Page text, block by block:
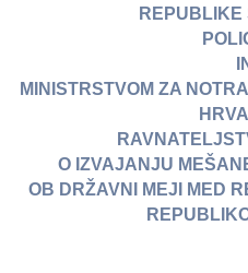
REPUBLIKE
MINISTRSTVOM ZA
O IZVAJANJU
OB DRŽAVNI MEJI MED